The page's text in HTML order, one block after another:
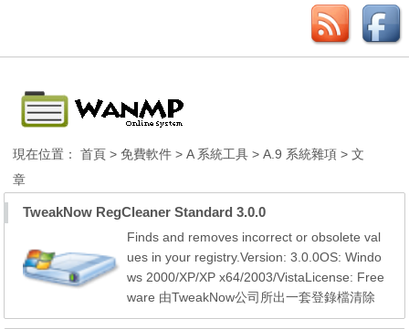
現在位置：首頁 >免費軟件 >A 系統工具 >A.9 系統雜項 > 文
章
TweakNow RegCleaner Standard 3.0.0
Finds and removes incorrect or obsolete val
ues in your registry.Version: 3.0.0OS: Windo
ws 2000/XP/XP x64/2003/VistaLicense: Free
ware 由TweakNow公司所出一套登錄檔清除
工具軟體，操作方式相當簡單，搜尋及清除登